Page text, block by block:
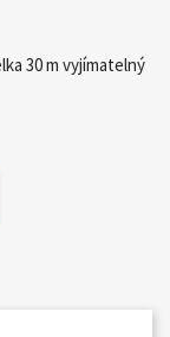
30 m vyjímatelný